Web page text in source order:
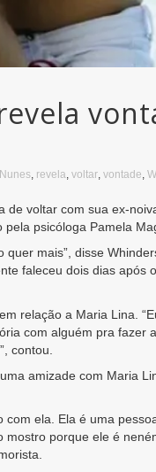
Nunes, revela, voltar, vontade,
voltar com sua ex-
psicóloga Pamela
mais”, disse
faleceu dois dias
relação a Maria Lina.
com alguém pra
contou.
amizade com Maria
ela. Ela é uma
porque ele é